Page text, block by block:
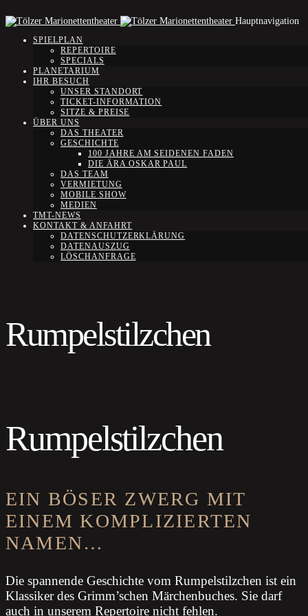
Hauptnavigation
SPIELPLAN
REPERTOIRE
SPECIALS
PLANETARIUM
IHR BESUCH
UNSER STANDORT
TICKET-INFORMATION
SITZE & PREISE
ÜBER UNS
DAS THEATER
GESCHICHTE
100 JAHRE AM SEIDENEN FADEN
DIE ÄRA OSKAR PAUL
DAS TEAM
VERMIETUNG
MOBILE SHOW
MEDIEN
TMT-NEWS
KONTAKT & ANFAHRT
DATENSCHUTZERKLÄRUNG
DATENAUSZUG
LÖSCHANFRAGE
Rumpelstilzchen
Rumpelstilzchen
EIN BÖSER ZWERG MIT
EINEM KOMPLIZIERTEN
NAMEN…
Die spannende Geschichte vom Rumpelstilzchen ist ein
Klassiker des Grimm’schen Märchenbuches. Sie darf
auch in unserem Repertoire nicht fehlen.